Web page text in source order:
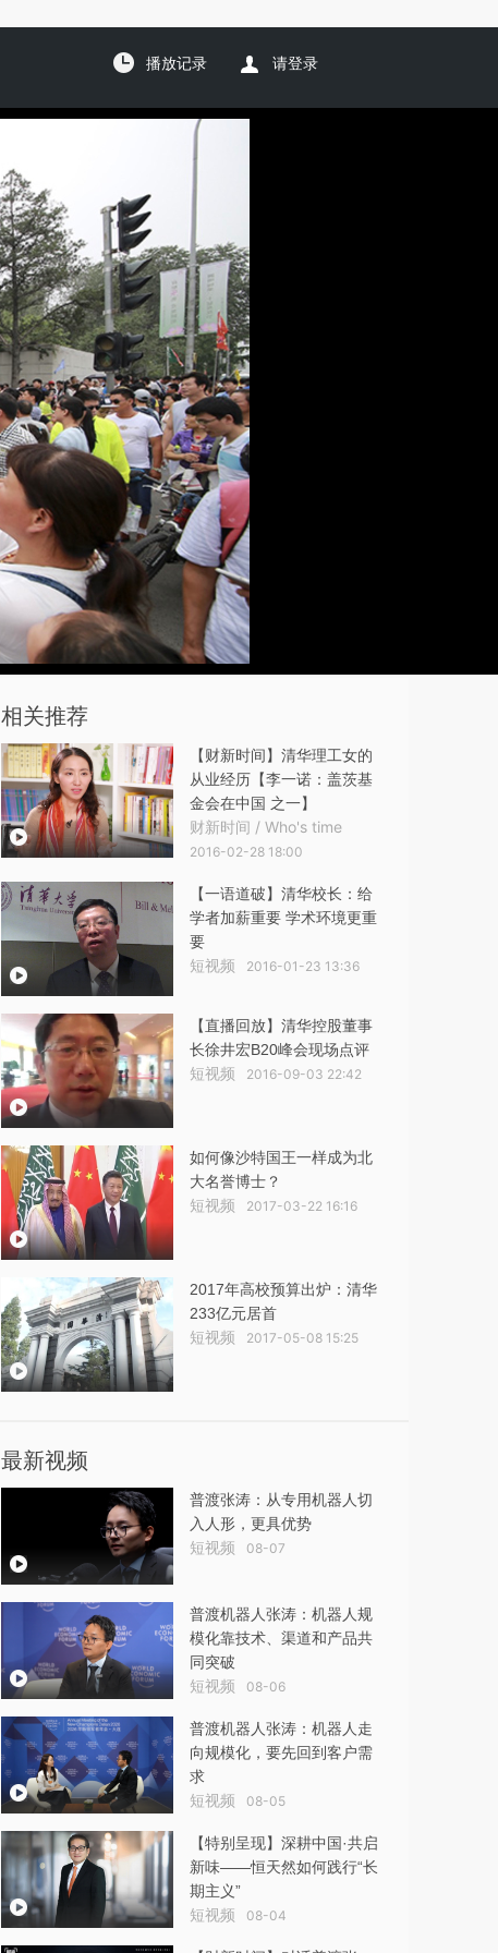
播放记录 请登录
相关推荐
【财新时间】清华理工女的
从业经历【李一诺：盖茨基
金会在中国 之一】
财新时间 / Who's time
2016-02-28 18:00
【一语道破】清华校长：给
学者加薪重要 学术环境更重
要
短视频 2016-01-23 13:36
【直播回放】清华控股董事
长徐井宏B20峰会现场点评
短视频 2016-09-03 22:42
如何像沙特国王一样成为北
大名誉博士？
短视频 2017-03-22 16:16
2017年高校预算出炉：清华
233亿元居首
短视频 2017-05-08 15:25
最新视频
普渡张涛：从专用机器人切
入人形，更具优势
短视频 08-07
普渡机器人张涛：机器人规
模化靠技术、渠道和产品共
同突破
短视频 08-06
普渡机器人张涛：机器人走
向规模化，要先回到客户需
求
短视频 08-05
【特别呈现】深耕中国·共启
新味——恒天然如何践行“长
期主义”
短视频 08-04